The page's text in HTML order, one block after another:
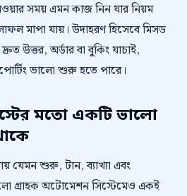
সময় এমন কাজ নিন যার নিয়ম
মাপা যায়। উদাহরণ হিসেবে মিসড
উত্তর, অর্ডার বা বুকিং যাচাই,
ভালো শুরু হতে পারে।
মতো একটি ভালো
যেমন শুরু, টান, ব্যাখ্যা এবং
গ্রাহক অটোমেশন সিস্টেমেও একই